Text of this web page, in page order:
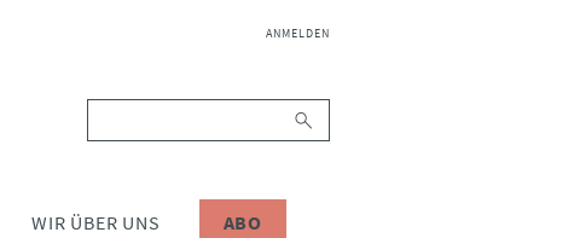
NAVIGATION
ANMELDEN
WIR ÜBER UNS ABO